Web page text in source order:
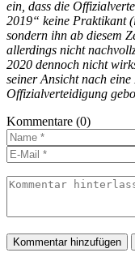
ein, dass die
2019“ keine Praktikant
sondern ihn ab diesem
allerdings nicht
2020 dennoch nicht
seiner Ansicht nach
Offizialverteidigung
Kommentare (0)
Kommentar hinzufügen